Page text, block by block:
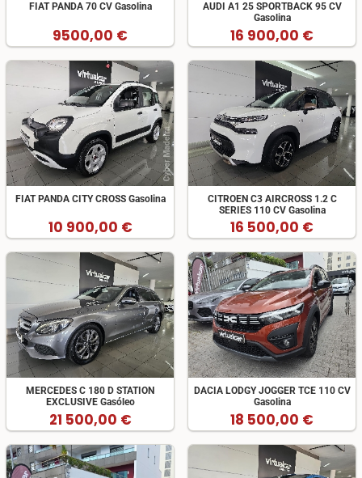
FIAT PANDA 70 CV Gasolina
9500,00 €
AUDI A1 25 SPORTBACK 95 CV
Gasolina
16 900,00 €
FIAT PANDA CITY CROSS Gasolina
10 900,00 €
CITROEN C3 AIRCROSS 1.2 C
SERIES 110 CV Gasolina
16 500,00 €
MERCEDES C 180 D STATION
EXCLUSIVE Gasóleo
21 500,00 €
DACIA LODGY JOGGER TCE 110 CV
Gasolina
18 500,00 €